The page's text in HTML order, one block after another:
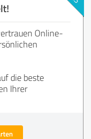
Online-
die beste
Ihrer